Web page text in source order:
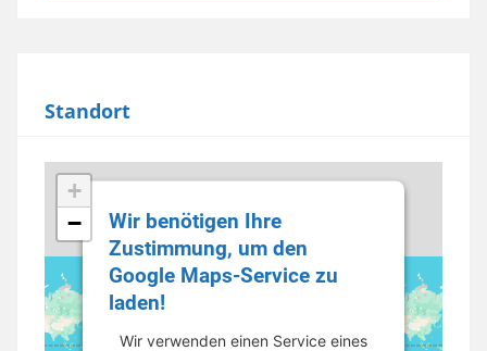
Standort
+
−
Wir benötigen Ihre
Zustimmung, um den
Google Maps-Service zu
laden!
Wir verwenden einen Service eines